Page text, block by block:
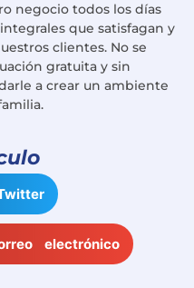
negocio todos los días
que satisfagan y
clientes. No se
gratuita y sin
a crear un ambiente
electrónico